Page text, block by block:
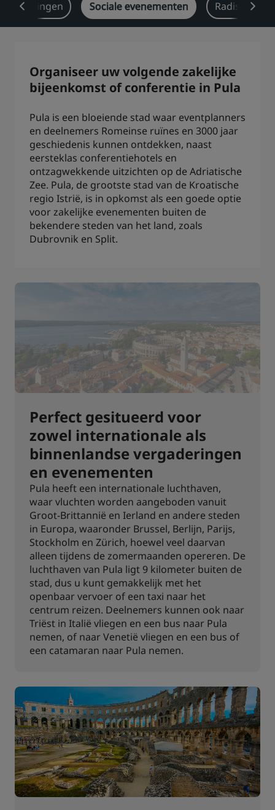
Park Plaza Park Inn by Radisson
Prize by Radisson Country Inn & Suites
Gelieerde merken in China
Jin Jiang
Kunlun Golden Tulip
Bezoek onze blog
oplossingen Sociale evenementen Radisson
Organiseer uw volgende zakelijke
bijeenkomst of conferentie in Pula
Pula is een bloeiende stad waar eventplanners
en deelnemers Romeinse ruïnes en 3000 jaar
geschiedenis kunnen ontdekken, naast
eersteklas conferentiehotels en
ontzagwekkende uitzichten op de Adriatische
Zee. Pula, de grootste stad van de Kroatische
regio Istrië, is in opkomst als een goede optie
voor zakelijke evenementen buiten de
bekendere steden van het land, zoals
Dubrovnik en Split.
Perfect gesitueerd voor
zowel internationale als
binnenlandse vergaderingen
en evenementen
Pula heeft een internationale luchthaven,
waar vluchten worden aangeboden vanuit
Groot-Brittannië en Ierland en andere steden
in Europa, waaronder Brussel, Berlijn, Parijs,
Stockholm en Zürich, hoewel veel daarvan
alleen tijdens de zomermaanden opereren. De
luchthaven van Pula ligt 9 kilometer buiten de
stad, dus u kunt gemakkelijk met het
openbaar vervoer of een taxi naar het
centrum reizen. Deelnemers kunnen ook naar
Triëst in Italië vliegen en een bus naar Pula
nemen, of naar Venetië vliegen en een bus of
een catamaran naar Pula nemen.